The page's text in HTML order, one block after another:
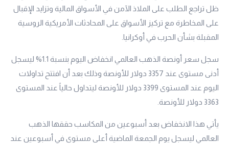
ظل تراجع الطلب على الملاذ الآمن في الأسواق المالية وتزايد الإقبال
على المخاطرة مع تركيز الأسواق على المحادثات الأمريكية الروسية
المقبلة بشأن الحرب في أوكرانيا.
سجل سعر أونصة الذهب العالمي انخفاض اليوم بنسبة 1.1% ليسجل
أدنى مستوى عند 3357 دولار للأونصة وذلك بعد أن افتتح تداولات
اليوم عند المستوى 3399 دولار للأونصة ليتداول حالياً عند المستوى
3363 دولار للأونصة.
يأتي هذا الانخفاض بعد أسبوعين من المكاسب حققها الذهب
العالمي ليسجل يوم الجمعة الماضية أعلى مستوى في أسبوعين عند